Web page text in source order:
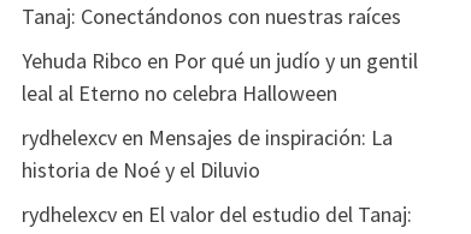
Tanaj: Conectándonos con nuestras raíces
Yehuda Ribco en Por qué un judío y un gentil
leal al Eterno no celebra Halloween
rydhelexcven Mensajes de inspiración: La
historia de Noé y el Diluvio
rydhelexcven El valor del estudio del Tanaj: